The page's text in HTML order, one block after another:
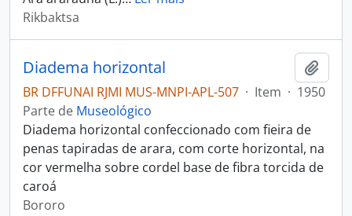
Rikbaktsa
Diadema horizontal
BR DFFUNAI RJMI MUS-MNPI-APL-507 · Item · 1950
Parte de Museológico
Diadema horizontal confeccionado com fieira de
penas tapiradas de arara, com corte horizontal, na
cor vermelha sobre cordel base de fibra torcida de
caroá
Bororo